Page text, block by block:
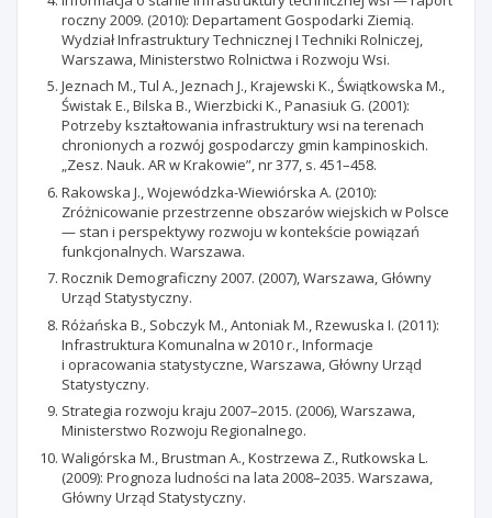
roczny 2009. (2010): Departament Gospodarki Ziemią.
Wydział Infrastruktury Technicznej I Techniki Rolniczej,
Warszawa, Ministerstwo Rolnictwa i Rozwoju Wsi.
Jeznach M., Tul A., Jeznach J., Krajewski K., Świątkowska M.,
Świstak E., Bilska B., Wierzbicki K., Panasiuk G. (2001):
Potrzeby kształtowania infrastruktury wsi na terenach
chronionych a rozwój gospodarczy gmin kampinoskich.
„Zesz. Nauk. AR w Krakowie”, nr 377, s. 451–458.
Rakowska J., Wojewódzka-Wiewiórska A. (2010):
Zróżnicowanie przestrzenne obszarów wiejskich w Polsce
— stan i perspektywy rozwoju w kontekście powiązań
funkcjonalnych. Warszawa.
Rocznik Demograficzny 2007. (2007), Warszawa, Główny
Urząd Statystyczny.
Różańska B., Sobczyk M., Antoniak M., Rzewuska I. (2011):
Infrastruktura Komunalna w 2010 r., Informacje
i opracowania statystyczne, Warszawa, Główny Urząd
Statystyczny.
Strategia rozwoju kraju 2007–2015. (2006), Warszawa,
Ministerstwo Rozwoju Regionalnego.
Waligórska M., Brustman A., Kostrzewa Z., Rutkowska L.
(2009): Prognoza ludności na lata 2008–2035. Warszawa,
Główny Urząd Statystyczny.